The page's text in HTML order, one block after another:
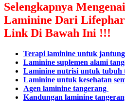
Selengkapnya
Laminine Dari
Link Di Bawah Ini !!!
Terapi laminine untuk
Laminine suplemen alami
Laminine nutrisi untuk tubuh
Laminine untuk kesehatan
Agen laminine tangerang
Kandungan laminine